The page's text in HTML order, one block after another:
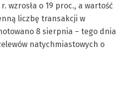
wzrosła o 19 proc., a wartość
liczbę transakcji w
8 sierpnia – tego dnia
natychmiastowych o